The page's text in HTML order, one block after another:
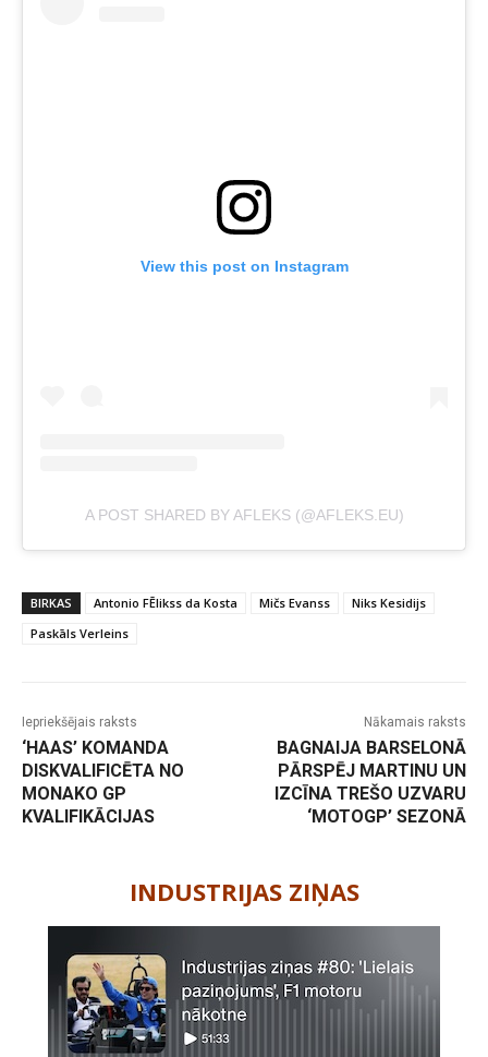
View this post on Instagram
A POST SHARED BY AFLEKS (@AFLEKS.EU)
BIRKAS Antonio FĒlikss da Kosta Mičs Evanss
Niks Kesidijs
Paskāls Verleins
Iepriekšējais raksts
‘HAAS’ KOMANDA
DISKVALIFICĒTA NO
MONAKO GP
KVALIFIKĀCIJAS
Nākamais raksts
BAGNAIJA BARSELONĀ
PĀRSPĒJ MARTINU UN
IZCĪNA TREŠO UZVARU
‘MOTOGP’ SEZONĀ
INDUSTRIJAS ZIŅAS